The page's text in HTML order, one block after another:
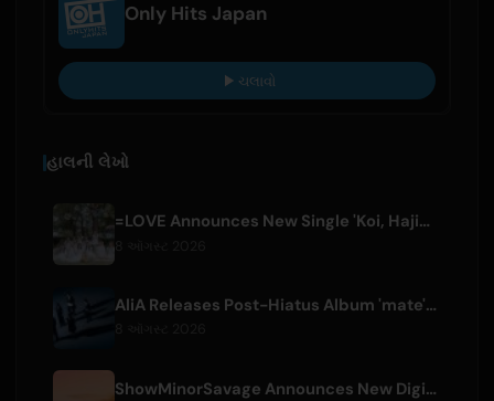
Only Hits Japan
ચલાવો
હાલની લેખો
=LOVE Announces New Single 'Koi, Hajimemashita.' and Tokyo Dome Concerts
AliA Releases Post-Hiatus Album 'mate', Announces Tokyo Live
ShowMinorSavage Announces New Digital Single 'Gradation'